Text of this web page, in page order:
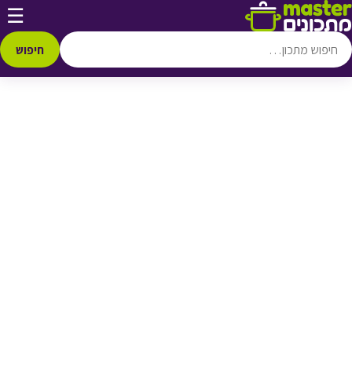
דלג לתוכן ☰
חיפוש
♥ הוספה